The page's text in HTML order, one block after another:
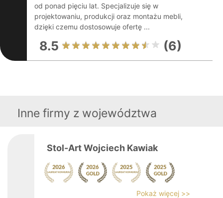
od ponad pięciu lat. Specjalizuje się w
projektowaniu, produkcji oraz montażu mebli,
dzięki czemu dostosowuje ofertę ...
8.5 (6)
Inne firmy z województwa
Stol-Art Wojciech Kawiak
Pokaż więcej >>